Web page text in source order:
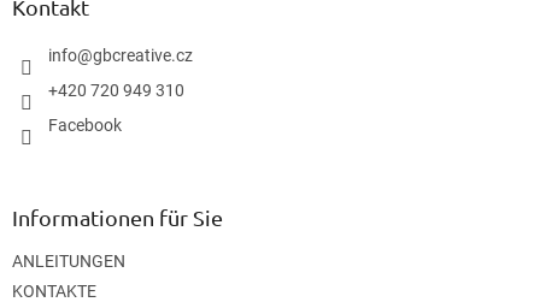
Kontakt
info@gbcreative.cz
+420 720 949 310
Facebook
Informationen für Sie
ANLEITUNGEN
KONTAKTE